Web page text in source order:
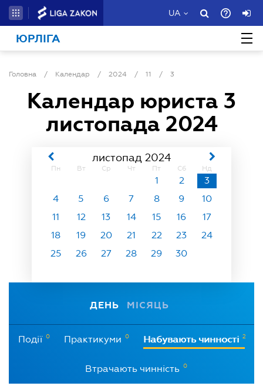
UA
ЮРЛІГА
Головна / Календар / 2024 / 11 / 3
Календар юриста 3
листопада 2024
листопад 2024
Пн Вт Ср Чт Пт Сб Нд
1 2
3
4
5 6 7 8 9
10
11
12 13 14 15 16
17
18
19 20 21 22 23
24
25
26 27 28 29 30
ДЕНЬ МІСЯЦЬ
Події 0 Практикуми 0 Набувають чинності 2
Втрачають чинність 0